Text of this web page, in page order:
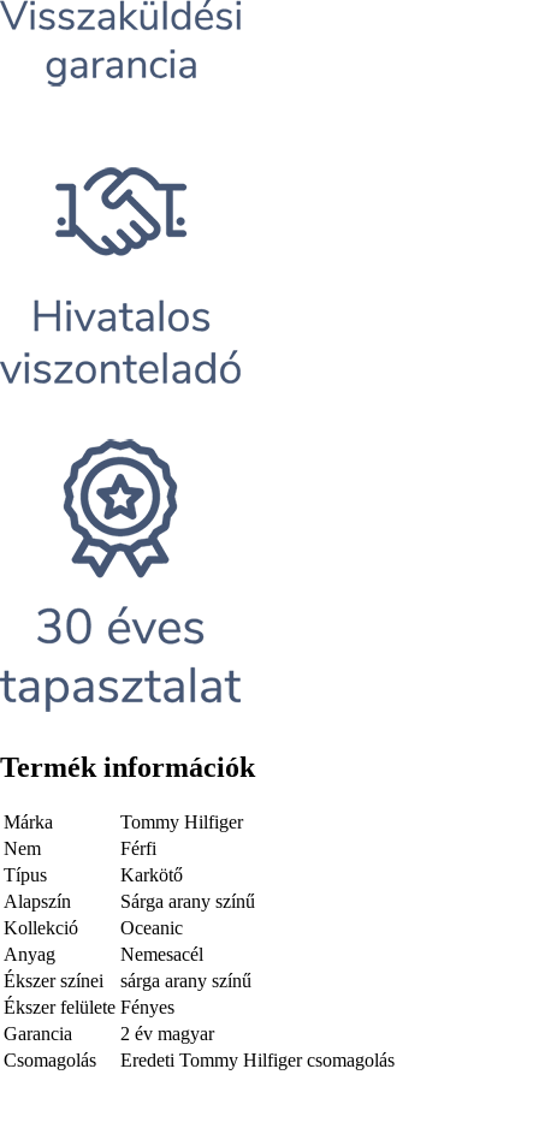
Termék információk
Márka
Tommy Hilfiger
Nem
Férfi
Típus
Karkötő
Alapszín
Sárga arany színű
Kollekció
Oceanic
Anyag
Nemesacél
Ékszer színei
sárga arany színű
Ékszer felülete Fényes
Garancia
2 év magyar
Csomagolás
Eredeti Tommy Hilfiger csomagolás